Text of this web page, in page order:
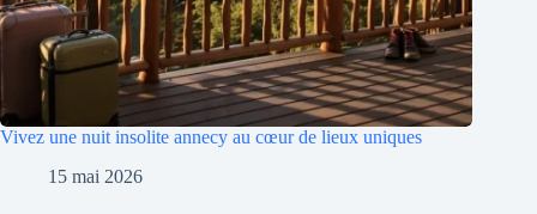
Vivez une nuit insolite annecy au cœur de lieux uniques
15 mai 2026